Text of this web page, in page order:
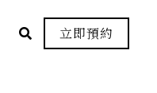
立即預約